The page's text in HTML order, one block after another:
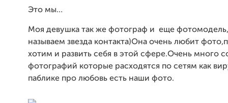
Это мы…
Моя девушка так же фотограф и еще
называем звезда контакта)Она очень любит
хотим и развить себя в этой сфере.Очень много
фотографий которые расходятся по сетям как
паблике про любовь есть наши фото.